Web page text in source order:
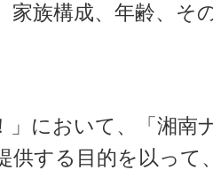
家族構成、年齢、そ
」において、「湘南
供する目的を以って